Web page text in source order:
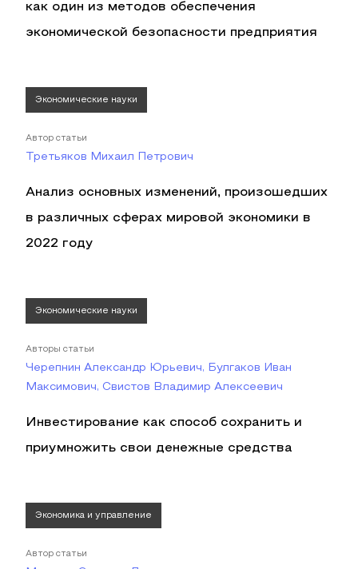
как один из методов обеспечения
экономической безопасности предприятия
Экономические науки
Автор статьи
Третьяков Михаил Петрович
Анализ основных изменений, произошедших
в различных сферах мировой экономики в
2022 году
Экономические науки
Авторы статьи
Черепнин Александр Юрьевич, Булгаков Иван
Максимович, Свистов Владимир Алексеевич
Инвестирование как способ сохранить и
приумножить свои денежные средства
Экономика и управление
Автор статьи